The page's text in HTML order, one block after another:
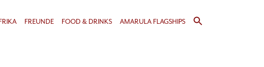
FREUNDE FOOD & DRINKS AMARULA FLAGSHIPS